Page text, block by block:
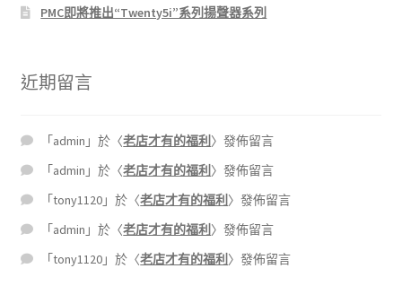
PMC即將推出“Twenty5i”系列揚聲器系列
近期留言
「 admin 」於〈老店才有的福利 〉發佈留言
「 admin 」於〈老店才有的福利 〉發佈留言
「tony1120 」於〈老店才有的福利 〉發佈留言
「 admin 」於〈老店才有的福利 〉發佈留言
「tony1120 」於〈老店才有的福利 〉發佈留言